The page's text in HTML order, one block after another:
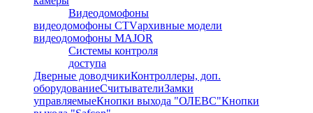
Видеодомофоны
видеодомофоны CTVархивные модели
видеодомофоны MAJOR
Системы контроля
доступа
Дверные доводчикиКонтроллеры, доп.
оборудованиеСчитывателиЗамки
управляемыеКнопки выхода "ОЛЕВС"Кнопки